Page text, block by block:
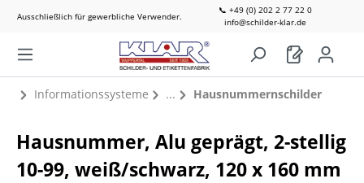
Ausschließlich für gewerbliche Verwender.
📞 +49 (0) 202 2 77 22 0
info@schilder-klar.de
Informationssysteme Hausnummernschilder
Hausnummer, Alu geprägt, 2-stellig
10-99, weiß/schwarz, 120 x 160 mm